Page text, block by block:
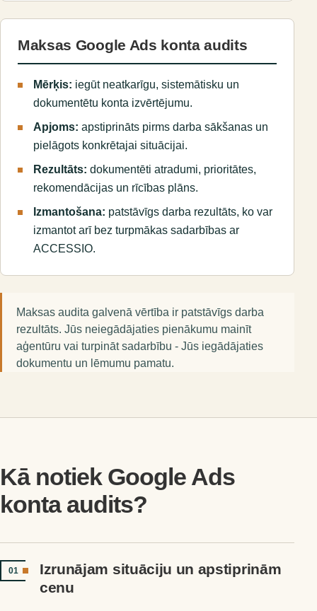
Maksas Google Ads konta audits
Mērķis: iegūt neatkarīgu, sistemātisku un
dokumentētu konta izvērtējumu.
Apjoms: apstiprināts pirms darba sākšanas un
pielāgots konkrētajai situācijai.
Rezultāts: dokumentēti atradumi, prioritātes,
rekomendācijas un rīcības plāns.
Izmantošana: patstāvīgs darba rezultāts, ko var
izmantot arī bez turpmākas sadarbības ar
ACCESSIO.
Maksas audita galvenā vērtība ir patstāvīgs darba
rezultāts. Jūs neiegādājaties pienākumu mainīt
aģentūru vai turpināt sadarbību - Jūs iegādājaties
dokumentu un lēmumu pamatu.
Kā notiek Google Ads
konta audits?
01
Izrunājam situāciju un apstiprinām
cenu